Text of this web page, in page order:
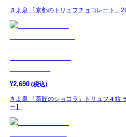
きよ泉 「京都のトリュフチョコレート」
¥2,690 (税込)
きよ泉 「茶匠のショコラ」トリュフ４粒
ー】